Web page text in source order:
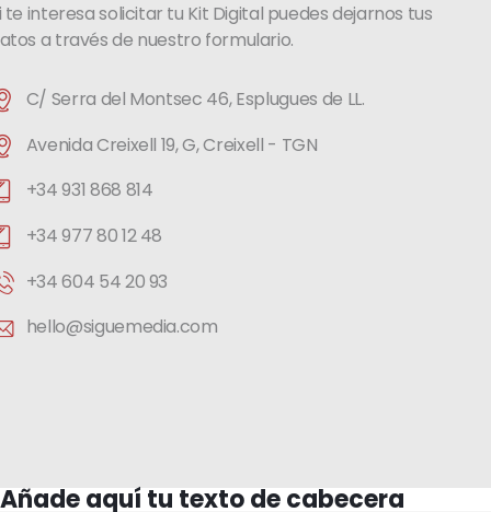
te interesa solicitar tu Kit Digital puedes dejarnos tus
a través de nuestro formulario.
C/ Serra del Montsec 46, Esplugues de LL.
Avenida Creixell 19, G, Creixell - TGN
+34 931 868 814
+34 977 80 12 48
+34 604 54 20 93
hello@siguemedia.com
Añade aquí tu texto de cabecera